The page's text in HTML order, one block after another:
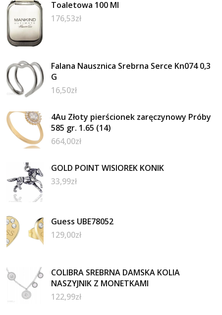
Toaletowa 100 Ml
176,53zł
Falana Nausznica Srebrna Serce Kn074 0,3
G
16,50zł
4Au Złoty pierścionek zaręczynowy Próby
585 gr. 1.65 (14)
664,00zł
GOLD POINT WISIOREK KONIK
33,99zł
Guess UBE78052
129,00zł
COLIBRA SREBRNA DAMSKA KOLIA
NASZYJNIK Z MONETKAMI
122,99zł